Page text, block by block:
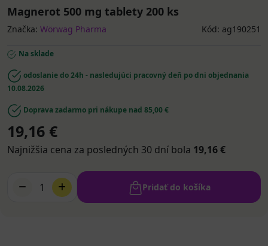
Magnerot 500 mg tablety 200 ks
Značka: Wörwag Pharma Kód: ag190251
Na sklade
odoslanie do 24h - nasledujúci pracovný deň po dni objednania
10.08.2026
Doprava zadarmo pri nákupe nad 85,00 €
19,16 €
Najnižšia cena za posledných 30 dní bola 19,16 €
1 Pridať do košíka